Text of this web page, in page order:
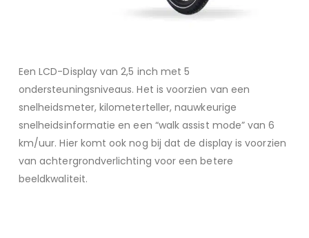
Een LCD-Display van 2,5 inch met 5
ondersteuningsniveaus. Het is voorzien van een
snelheidsmeter, kilometerteller, nauwkeurige
snelheidsinformatie en een “walk assist mode” van 6
km/uur. Hier komt ook nog bij dat de display is voorzien
van achtergrondverlichting voor een betere
beeldkwaliteit.